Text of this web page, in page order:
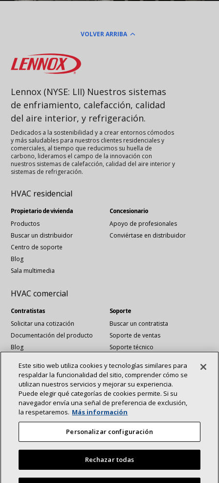
VOLVER ARRIBA
Lennox
Lennox (NYSE: LII) Nuestros sistemas
de enfriamiento, calefacción, calidad
del aire interior, y refrigeración.
Dedicados a la sostenibilidad y a crear entornos cómodos
y más saludables para nuestros clientes residenciales y
comerciales, al tiempo que reducimos su huella de
carbono, lideramos el campo de la innovación con
nuestros sistemas de calefacción, calidad del aire interior y
sistemas de refrigeración.
HVAC residencial
Propietario de vivienda
Productos
Buscar un distribuidor
Centro de soporte
Blog
Sala multimedia
Concesionario
Apoyo de profesionales
Conviértase en distribuidor
HVAC comercial
Contratistas
Solicitar una cotización
Documentación del producto
Blog
Soporte
Buscar un contratista
Soporte de ventas
Soporte técnico
Servicios de cuentas nacionales
Acerca de
Sostenibilidad
Inversionistas
Empleos
Conéctese con nosotros:
vinculadoen
YouTube
Este sitio web utiliza cookies y tecnologías similares para
respaldar la funcionalidad del sitio, comprender cómo se
utilizan nuestros servicios y mejorar su experiencia.
Puede elegir qué categorías de cookies permite. Si su
navegador envía una señal de preferencia de exclusión,
la respetaremos. Más información
Personalizar configuración
Rechazar todas